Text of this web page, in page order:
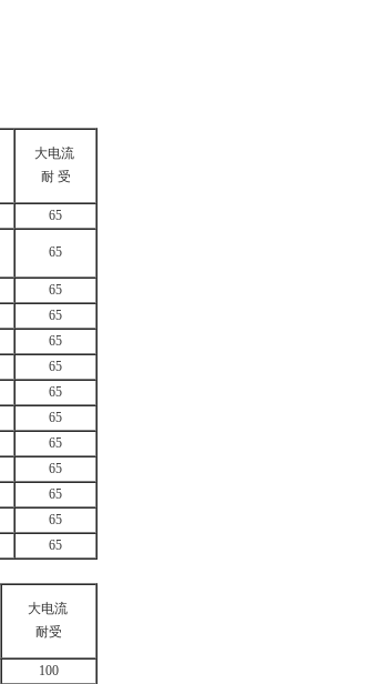
大电流
耐 受
65
65
65
65
65
65
65
65
65
65
65
65
65
大电流
耐受
100